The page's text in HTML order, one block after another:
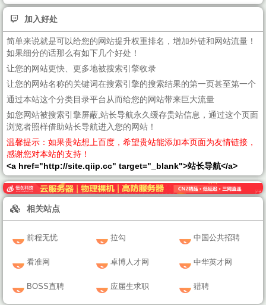
加入好处
简单来说就是可以给您的网站提升权重排名，增加外链和网站流量！
如果细分的话那么有如下几个好处！
让您的网站更快、更多地被搜索引擎收录
让您的网站名称的关键词在搜索引擎的搜索结果的第一页甚至第一个
通过本站这个分类目录平台从而给您的网站带来巨大流量
如您网站被搜索引擎屏蔽,站长导航永久缓存贵站信息，通过这个页面
浏览者照样借助站长导航进入您的网站！
温馨提示：如果贵站想上百度，希望贵站能添加本页面为友情链接，
感谢您对本站的支持！
<a href="http://site.qiip.cc" target="_blank">站长导航</a>
相关站点
前程无忧 拉勾 中国公共招聘
看准网 卓博人才网 中华英才网
BOSS直聘 应届生求职 猎聘